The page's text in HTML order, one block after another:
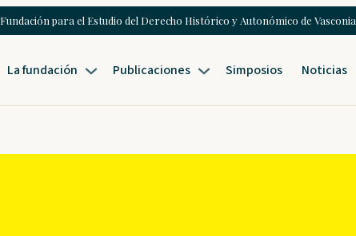
Fundación para el Estudio del Derecho Histórico y Autonómico de Vasconia
La fundación Publicaciones Simposios Noticias